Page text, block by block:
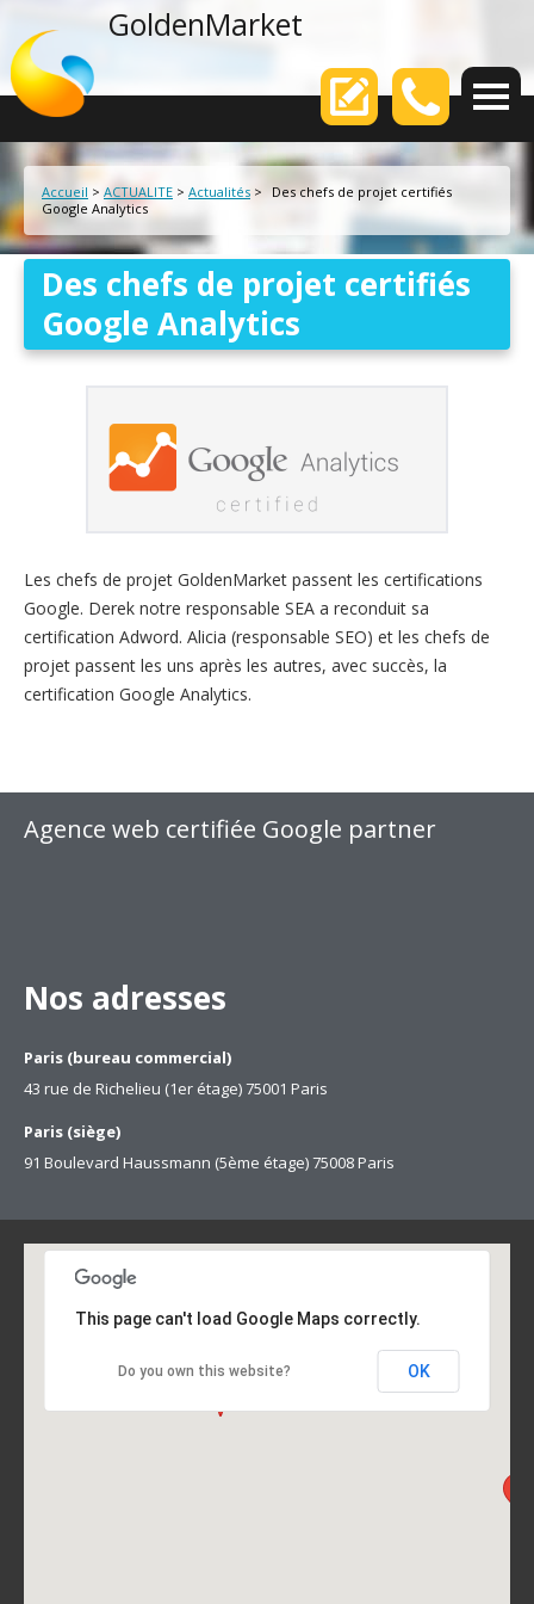
GoldenMarket
Votre
Accueil > ACTUALITE > Actualités >
Des chefs de projet certifiés
Google Analytics
Des chefs de projet certifiés
Google Analytics
Les chefs de projet GoldenMarket passent les certifications
Google. Derek notre responsable SEA a reconduit sa
certification Adword. Alicia (responsable SEO) et les chefs de
projet passent les uns après les autres, avec succès, la
certification Google Analytics.
Agence web certifiée Google partner
Nos adresses
Paris (bureau commercial)
43 rue de Richelieu (1er étage) 75001 Paris
Paris (siège)
91 Boulevard Haussmann (5ème étage) 75008 Paris
This page can't load Google Maps correctly.
Do you own this website? OK